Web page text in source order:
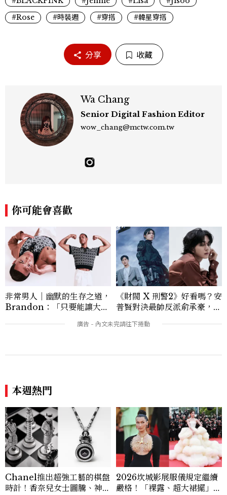
#Rose
#時裝週 #穿搭 #韓星穿搭
分享 收藏
Wa Chang
Senior Digital Fashion Editor
wow_chang@mctw.com.tw
你可能會喜歡
非常男人｜幽默的生存之道，
Brandon：「只要能讓大家
讓敵人成為朋友。」
《財閥 X 刑警2》好看嗎？安
普賢對決最帥反派俞承豪，鄭
卡，用錢輾壓罪犯的陳利手回
本週熱門
Chanel推出超強工藝的棋盤
時計！香奈兒女士圖騰、神秘
2026坎城影展服儀規定繼續
嚴格！「裸露、超大裙擺」都